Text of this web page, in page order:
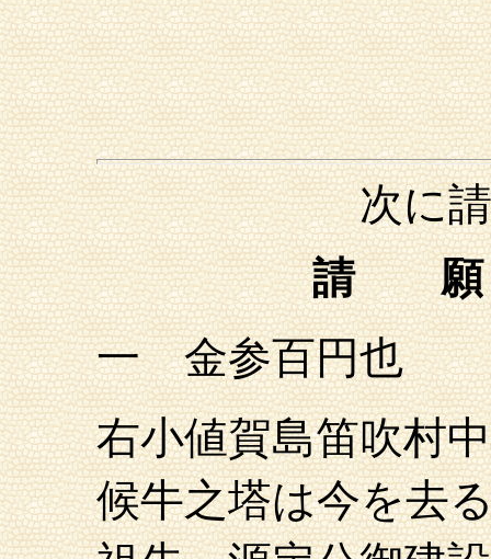
次に請願書の
請
一 金参百円也
右小値賀島笛吹村
候牛之塔は今を去